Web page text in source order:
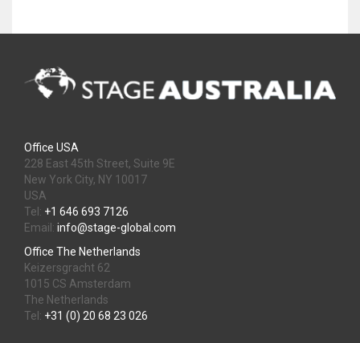
Office USA
228 East 45th Street, Suite 9E
New York City, NY 10017
USA
Tel: +1 646 693 7126
Email: info@stage-global.com
Office The Netherlands
Keizersgracht 62
1015 CS Amsterdam
The Netherlands
Tel: +31 (0) 20 68 23 026